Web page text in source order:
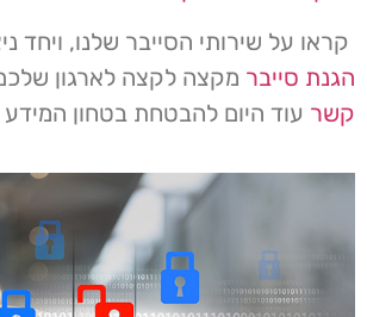
קראו על שירותי הסייבר שלנו, ויחד
הגנת סייבר מקצה לקצה לארגון
קשר עוד היום להבטחת בטחון